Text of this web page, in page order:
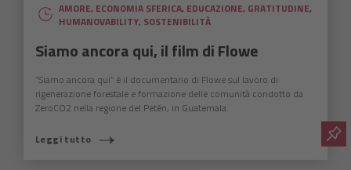
AMORE, ECONOMIA SFERICA, EDUCAZIONE, GRATITUDINE,
HUMANOVABILITY, SOSTENIBILITÀ
Siamo ancora qui, il film di Flowe
“Siamo ancora qui” è il documentario di Flowe sul lavoro di
rigenerazione forestale e formazione delle comunità condotto da
ZeroCO2 nella regione del Petén, in Guatemala.
Leggi tutto